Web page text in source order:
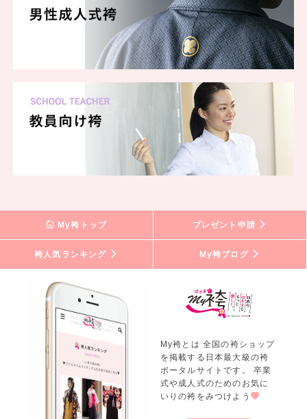
My袴トップ プレゼント申請
袴人気ランキング My袴ブログ
My袴とは 全国の袴ショップ
を掲載する日本最大級の袴
ポータルサイトです。 卒業
式や成人式のためのお気に
いりの袴をみつけよう